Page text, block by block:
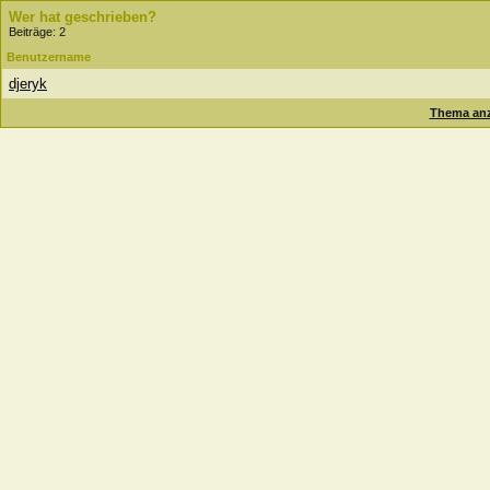
Wer hat geschrieben?
Beiträge: 2
Benutzername
djeryk
Thema